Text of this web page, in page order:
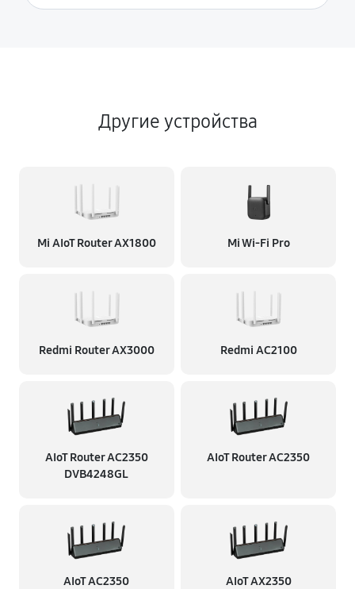
Другие устройства
Mi AIoT Router AX1800 Mi Wi‑Fi Pro
Redmi Router AX3000 Redmi AC2100
AIoT Router AC2350
DVB4248GL
AIoT Router AC2350
AIoT AC2350
AIoT AX2350